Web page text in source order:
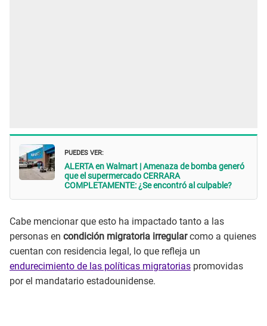
PUEDES VER:
ALERTA en Walmart | Amenaza de bomba generó
que el supermercado CERRARA
COMPLETAMENTE: ¿Se encontró al culpable?
Cabe mencionar que esto ha impactado tanto a las
personas en condición migratoria irregularcomo a quienes
cuentan con residencia legal, lo que refleja un
endurecimiento de las políticas migratorias promovidas
por el mandatario estadounidense.